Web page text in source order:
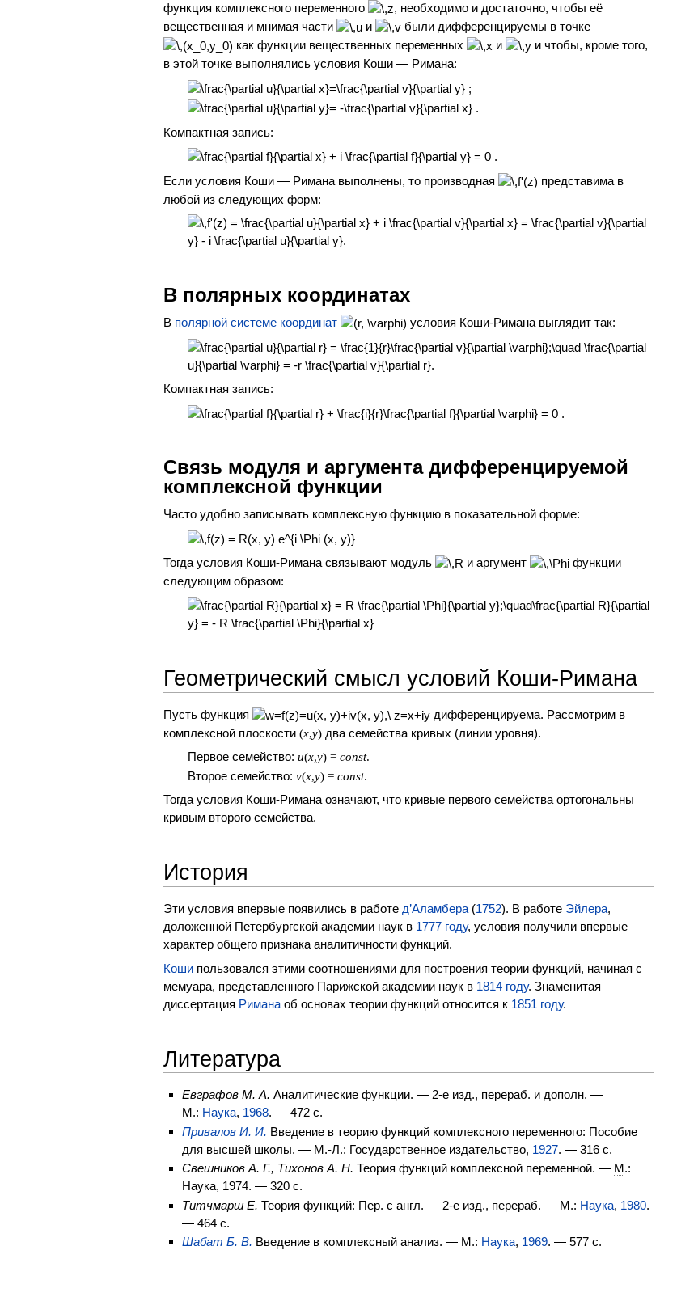
функция комплексного переменного
, необходимо и достаточно, чтобы её
вещественная и мнимая части
и
были дифференцируемы в точке
как функции вещественных переменных
и
и чтобы, кроме того,
в этой точке выполнялись условия Коши — Римана:
Компактная запись:
Если условия Коши — Римана выполнены, то производная
представима в
любой из следующих форм:
В полярных координатах
В полярной системе координат условия Коши-Римана выглядит так:
Компактная запись:
Связь модуля и аргумента дифференцируемой
комплексной функции
Часто удобно записывать комплексную функцию в показательной форме:
Тогда условия Коши-Римана связывают модуль и аргумент
функции
следующим образом:
Геометрический смысл условий Коши-Римана
Пусть функция
дифференцируема. Рассмотрим в
комплексной плоскости (x,y) два семейства кривых (линии уровня).
Первое семейство: u(x,y) = const.
Второе семейство: v(x,y) = const.
Тогда условия Коши-Римана означают, что кривые первого семейства ортогональны
кривым второго семейства.
История
Эти условия впервые появились в работе д’Аламбера (1752). В работе Эйлера,
доложенной Петербургской академии наук в 1777 году, условия получили впервые
характер общего признака аналитичности функций.
Коши пользовался этими соотношениями для построения теории функций, начиная с
мемуара, представленного Парижской академии наук в 1814 году. Знаменитая
диссертация Римана об основах теории функций относится к 1851 году.
Литература
Евграфов М. А. Аналитические функции. — 2-е изд., перераб. и дополн. —
М.: Наука, 1968. — 472 с.
Привалов И. И. Введение в теорию функций комплексного переменного: Пособие
для высшей школы. — М.-Л.: Государственное издательство, 1927. — 316 с.
Свешников А. Г., Тихонов А. Н. Теория функций комплексной переменной. — М.:
Наука, 1974. — 320 с.
Титчмарш Е. Теория функций: Пер. с англ. — 2-е изд., перераб. — М.: Наука, 1980.
— 464 с.
Шабат Б. В. Введение в комплексный анализ. — М.: Наука, 1969. — 577 с.